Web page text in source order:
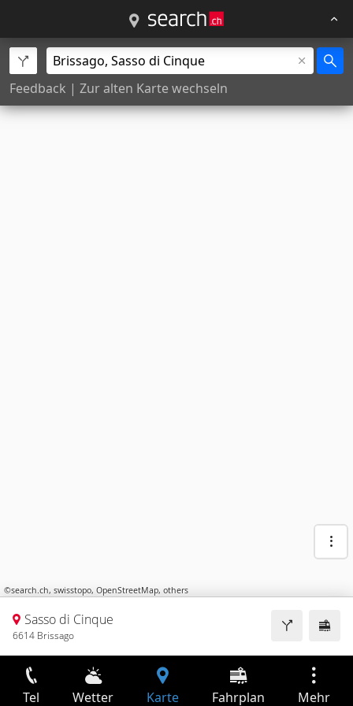
Feedback | Zur alten Karte wechseln
©search.ch, swisstopo, OpenStreetMap, others
Sasso di Cinque
6614 Brissago
Tel Wetter Karte Fahrplan Mehr